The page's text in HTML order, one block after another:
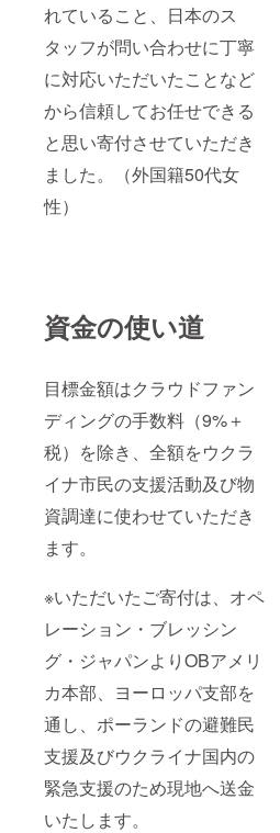
れていること、日本のス
タッフが問い合わせに丁寧
に対応いただいたことなど
から信頼してお任せできる
と思い寄付させていただき
ました。（外国籍50代女
性）
資金の使い道
目標金額はクラウドファン
ディングの手数料（9%＋
税）を除き、全額をウクラ
イナ市民の支援活動及び物
資調達に使わせていただき
ます。
※いただいたご寄付は、オペ
レーション・ブレッシン
グ・ジャパンよりOBアメリ
カ本部、ヨーロッパ支部を
通し、ポーランドの避難民
支援及びウクライナ国内の
緊急支援のため現地へ送金
いたします。